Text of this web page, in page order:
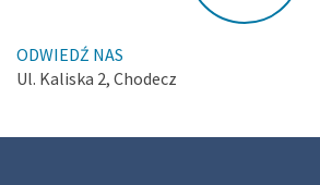
ODWIEDŹ NAS
Ul. Kaliska 2, Chodecz